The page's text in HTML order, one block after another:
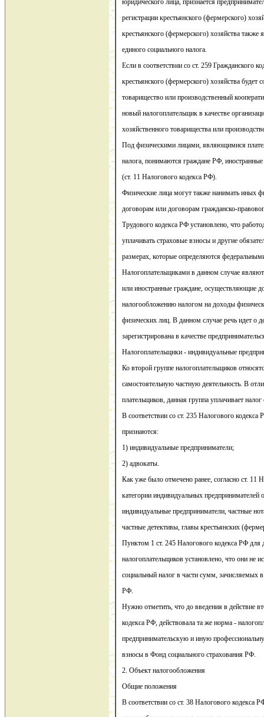
юридического лица, признается
регистрации крестьянского (фермерского)
крестьянского (фермерского) хозяйства также
единого социального налога.
Если в соответствии со ст. 259 Гражданского
крестьянского (фермерского) хозяйства будет
товарищество или производственный
новый налогоплательщик в качестве
хозяйственного товарищества или
Под физическими лицами, являющимися
налога, понимаются граждане РФ, иностранные
(ст. 11 Налогового кодекса РФ).
Физические лица могут также нанимать иных
договорам или договорам гражданско-
Трудового кодекса РФ установлено, что
уплачивать страховые взносы и другие
размерах, которые определяются
Налогоплательщиками в данном случае
или иностранные граждане, осуществляющие
налогообложению налогом на доходы
физических лиц. В данном случае речь идет о
зарегистрирована в качестве
Налогоплательщики - индивидуальные
Ко второй группе налогоплательщиков
самостоятельную частную деятельность. В
плательщиков, данная группа уплачивает
В соответствии со ст. 235 Налогового
признаются:
1) индивидуальные предприниматели;
2) адвокаты.
Как уже было отмечено ранее, согласно ст. 11
категории индивидуальных предпринимателей
индивидуальные предприниматели, частные
частные детективы, главы крестьянских
Пунктом 1 ст. 245 Налогового кодекса РФ для
налогоплательщиков установлено, что они не
социальный налог в части сумм, зачисляемых
РФ.
Нужно отметить, что до введения в действие
кодекса РФ, действовала та же норма -
предпринимательскую и иную
взносы в Фонд социального страхования РФ.
2. Объект налогообложения
Общие положения
В соответствии со ст. 38 Налогового кодекса